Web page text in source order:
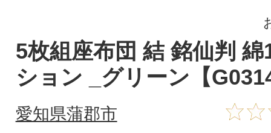
5枚組座布団 結 銘仙判
ション _グリーン【
愛知県蒲郡市